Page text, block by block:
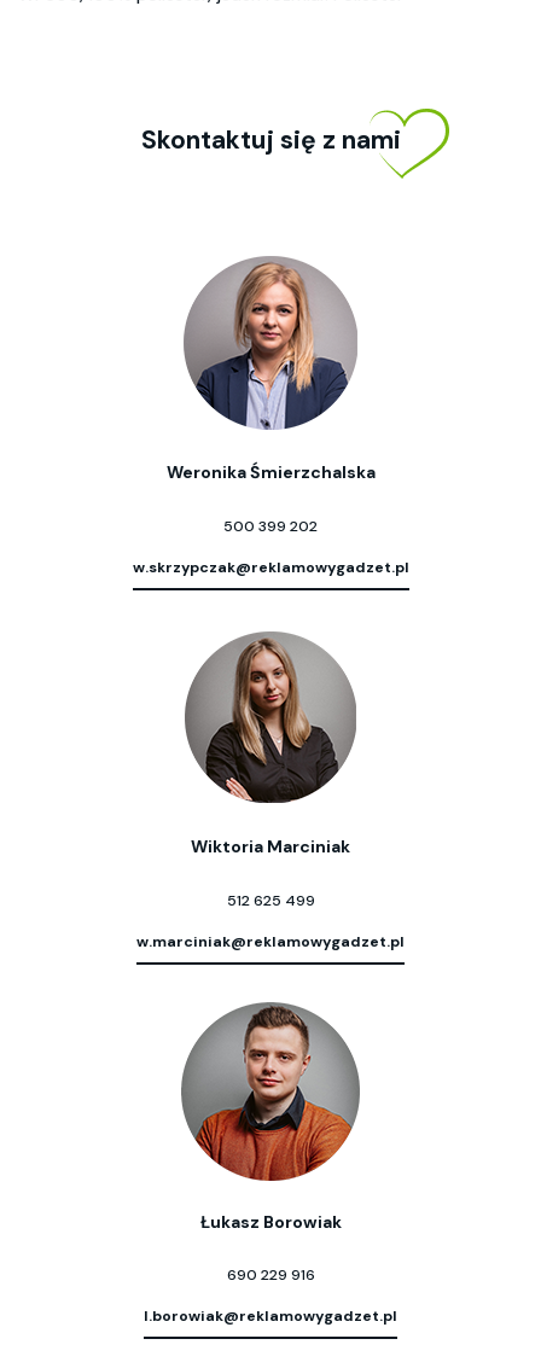
Skontaktuj się z nami
Weronika Śmierzchalska
500 399 202
w.skrzypczak@reklamowygadzet.pl
Wiktoria Marciniak
512 625 499
w.marciniak@reklamowygadzet.pl
Łukasz Borowiak
690 229 916
l.borowiak@reklamowygadzet.pl